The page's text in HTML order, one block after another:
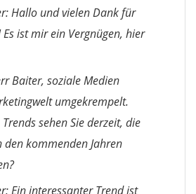
Hallo und vielen Dank für
ist mir ein Vergnügen, hier
Baiter, soziale Medien
umgekrempelt.
sehen Sie derzeit, die
den kommenden Jahren
Ein interessanter Trend ist